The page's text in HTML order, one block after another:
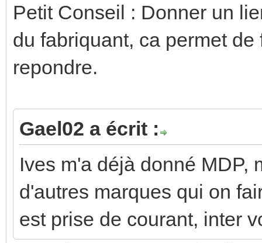
Petit Conseil : Donner un
du fabriquant, ca permet
repondre.
Gael02 a écrit :
Ives m'a déjà donné MDP,
d'autres marques qui on
est prise de courant, inter